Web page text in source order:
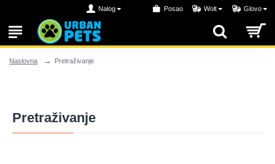
Nalog Posao Wolt Glovo
Naslovna Pretraživanje
Pretraživanje